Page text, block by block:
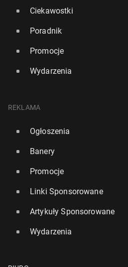
Reakcje po na­ru­sze­niu
bez­po­śred­niej kon­fron­ta­cji
Ciekawostki
Poradnik
Promocje
Wydarzenia
REKLAMA
Ogłoszenia
Banery
Promocje
Linki Sponsorowane
Artykuły Sponsorowane
Wydarzenia